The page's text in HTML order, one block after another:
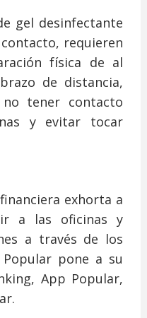
gel desinfectante
requieren
física de al
de distancia,
tener contacto
y evitar tocar
exhorta a
a las oficinas y
a través de los
pone a su
App Popular,